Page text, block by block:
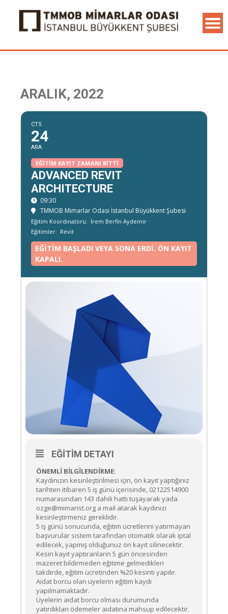
ARALIK, 2022
CTS
24
ARA
EĞITIM KAYIT ZAMANI BITTI
ADVANCED REVIT
ARCHITECTURE
09:30
TMMOB Mimarlar Odası İstanbul Büyükkent Şubesi
Eğitim Koordinatörü: İrem Berfin Aydemir
Eğitimler: Revit
EĞITIM BAŞLADI VEYA SONA ERDI. ÖN KAYIT
KAPALI.
EĞITIM DETAYI
ÖNEMLİ BİLGİLENDİRME:
Kaydınızın kesinleştirilmesi için, ön kayıt yaptığınız
tarihten itibaren 5 iş günü içerisinde, 02122514900
numarasından 143 dahili hattı tuşayarak yada
ozge@mimarist.org a mail atarak kaydınızı
kesinleştirmeniz gereklidir.
5 iş günü sonucunda, eğitim ücretlerini yatırmayan
başvurular sistem tarafından otomatik olarak iptal
edilecek, yapmış olduğunuz ön kayıt silinecektir.
Kesin kayıt yaptıranların 5 gün öncesinden
mazeret bildirmeden eğitime gelmedikleri
takdirde, eğitim ücretinden %20 kesinti yapılır.
Aidat borcu olan üyelerin eğitim kaydı
yapılmamaktadır.
Üyelerin aidat borcu olması durumunda
yatırdıkları ödemeler aidatına mahsup edilecektir.